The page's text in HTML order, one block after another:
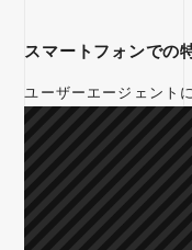
スマートフォンでの
ユーザーエージェント